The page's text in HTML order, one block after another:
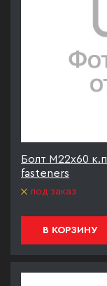
Болт М22х60
fasteners
под заказ
В КОРЗИНУ